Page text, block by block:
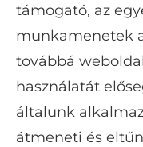
támogató, az
munkamenetek
továbbá
használatát
általunk
átmeneti és